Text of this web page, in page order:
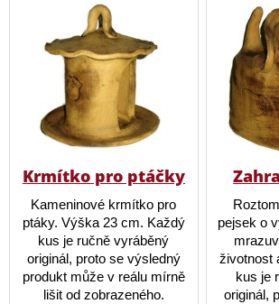
Krmítko pro ptáčky
Kameninové krmítko pro
ptáky. Výška 23 cm. Každý
kus je ručně vyráběný
originál, proto se výsledný
produkt může v reálu mírně
lišit od zobrazeného.
pejsek o
životnost
kus je
originál,